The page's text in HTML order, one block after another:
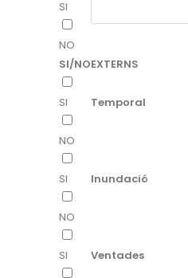
SI
NO
SI/NOEXTERNS
SI
NO
Temporal
SI
NO
Inundació
SI Ventades